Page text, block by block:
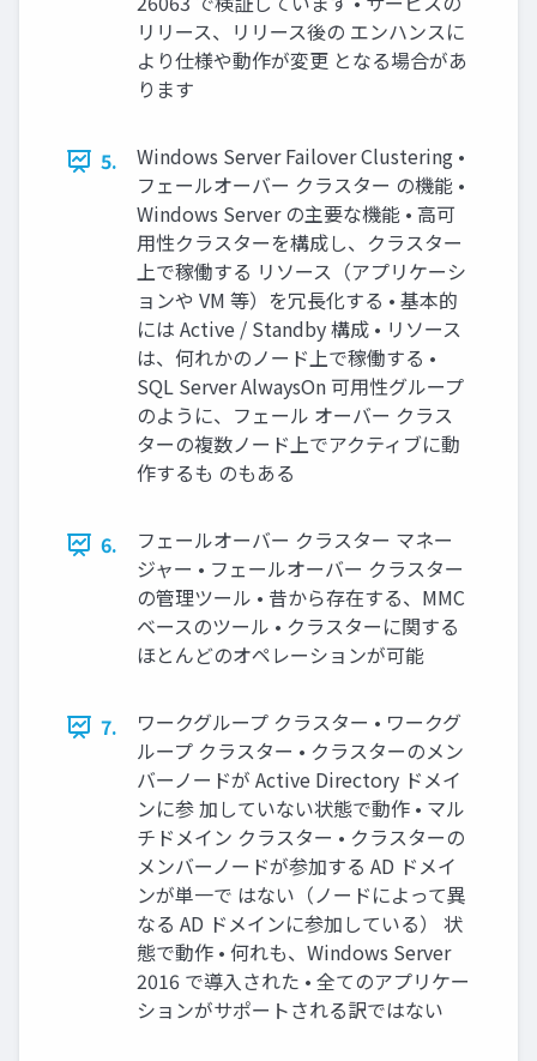
リリース、リリース後の エンハンスに
より仕様や動作が変更 となる場合があ
ります
5.
Windows Server Failover Clustering •
フェールオーバー クラスター の機能 •
Windows Server の主要な機能 • 高可
用性クラスターを構成し、クラスター
上で稼働する リソース（アプリケーシ
ョンや VM 等）を冗長化する • 基本的
には Active / Standby 構成 • リソース
は、何れかのノード上で稼働する •
SQL Server AlwaysOn 可用性グループ
のように、フェール オーバー クラス
ターの複数ノード上でアクティブに動
作するも のもある
6.
フェールオーバー クラスター マネー
ジャー • フェールオーバー クラスター
の管理ツール • 昔から存在する、MMC
ベースのツール • クラスターに関する
ほとんどのオペレーションが可能
7.
ワークグループ クラスター • ワークグ
ループ クラスター • クラスターのメン
バーノードが Active Directory ドメイ
ンに参 加していない状態で動作 • マル
チドメイン クラスター • クラスターの
メンバーノードが参加する AD ドメイ
ンが単一で はない（ノードによって異
なる AD ドメインに参加している） 状
態で動作 • 何れも、Windows Server
2016 で導入された • 全てのアプリケー
ションがサポートされる訳ではない